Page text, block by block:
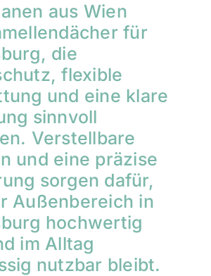
aus Wien
für
die
flexible
und eine klare
sinnvoll
Verstellbare
und eine präzise
sorgen dafür,
Außenbereich in
hochwertig
im Alltag
nutzbar bleibt.